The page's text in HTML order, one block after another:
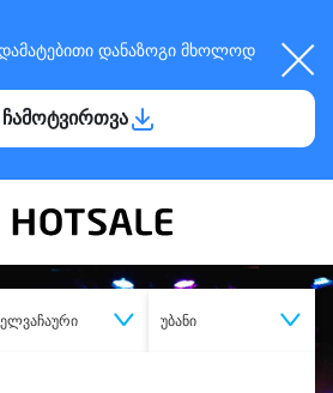
დანაზოგი მხოლოდ
ჩამოტვირთვა
უბანი